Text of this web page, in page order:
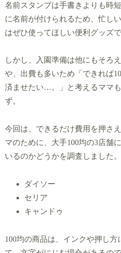
名前スタンプは手書きよりも時
に名前が付けられるため、忙し
はぜひ使ってほしい便利グッズで
しかし、入園準備は他にもそろ
や、出費も多いため「できれば
済ませたい…。」と考えるママ
ず。
今回は、できるだけ費用を押さ
マのために、大手100均の3店舗
いるのかどうかを調査しました。
ダイソー
セリア
キャンドゥ
100均の商品は、インクや押し方